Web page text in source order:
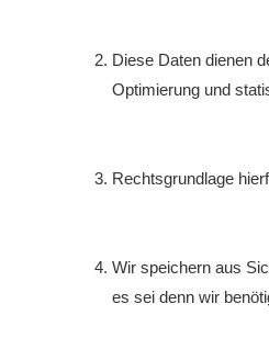
Diese Daten dienen
Optimierung und
Rechtsgrundlage
Wir speichern aus
es sei denn wir